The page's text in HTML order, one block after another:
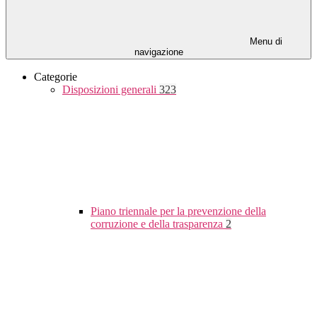
Menu di
navigazione
Categorie
Disposizioni generali 323
Piano triennale per la prevenzione della
corruzione e della trasparenza 2